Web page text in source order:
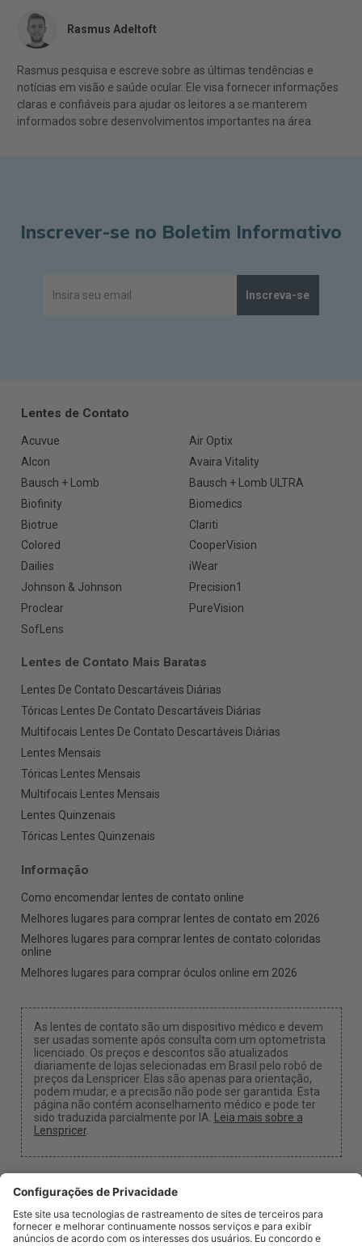
Rasmus Adeltoft
Rasmus pesquisa e escreve sobre as últimas tendências e
notícias em visão e saúde ocular. Ele visa fornecer informações
claras e confiáveis para ajudar os leitores a se manterem
informados sobre desenvolvimentos importantes na área.
Inscrever-se no Boletim Informativo
Inscreva-se
Lentes de Contato
Acuvue
Air Optix
Alcon
Avaira Vitality
Bausch + Lomb
Bausch + Lomb ULTRA
Biofinity
Biomedics
Biotrue
Clariti
Colored
CooperVision
Dailies
iWear
Johnson & Johnson
Precision1
Proclear
PureVision
SofLens
Lentes de Contato Mais Baratas
Lentes De Contato Descartáveis Diárias
Tóricas Lentes De Contato Descartáveis Diárias
Multifocais Lentes De Contato Descartáveis Diárias
Lentes Mensais
Tóricas Lentes Mensais
Multifocais Lentes Mensais
Lentes Quinzenais
Tóricas Lentes Quinzenais
Informação
Como encomendar lentes de contato online
Melhores lugares para comprar lentes de contato em 2026
Melhores lugares para comprar lentes de contato coloridas
online
Melhores lugares para comprar óculos online em 2026
As lentes de contato são um dispositivo médico e devem
ser usadas somente após consulta com um optometrista
licenciado. Os preços e descontos são atualizados
diariamente de lojas selecionadas em Brasil pelo robô de
preços da Lenspricer. Elas são apenas para orientação,
podem mudar, e a precisão não pode ser garantida. Esta
página não contém aconselhamento médico e pode ter
sido traduzida parcialmente por IA.
Leia mais sobre a
Lenspricer.
Configurações de Cookies